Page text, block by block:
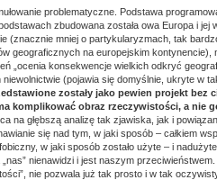
problematyczne. Podstawa
zbudowana została owa Europa i jej
(znacznie mniej o partykularyzmach, tak
geograficznych na europejskim kontynencie),
„ocenia konsekwencje wielkich odkryć
(pojawia się domyślnie, ukryte w
zostały jako pewien projekt bez
komplikować obraz rzeczywistości, a nie
na głębszą analizę tak zjawiska, jak i
się nad tym, w jaki sposób – całkiem
w jaki sposób zostało użyte – i
nienawidzi i jest naszym przeciwieństwem.
nie pozwala już tak prosto i w tak